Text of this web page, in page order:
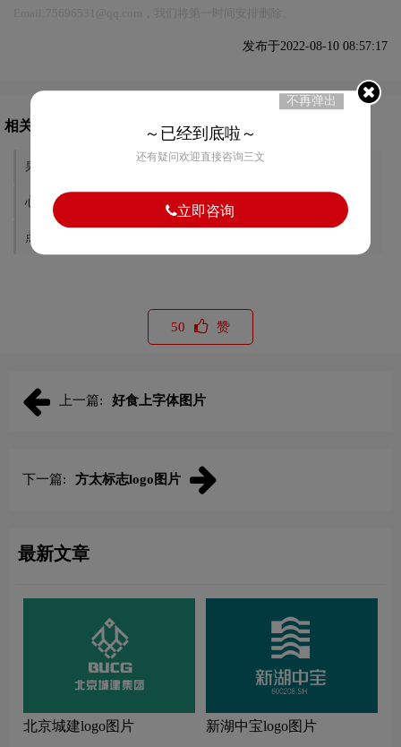
发布于2022-08-10 08:57:17
相关文章推荐
果然汇字体图片
心林茶舍字体图片 散花书院字体图片
点心传说字体图片
50 赞
上一篇: 好食上字体图片
下一篇: 方太标志logo图片
最新文章
北京城建logo图片 新湖中宝logo图片
不再弹出
～已经到底啦～
还有疑问欢迎直接咨询三文
立即咨询